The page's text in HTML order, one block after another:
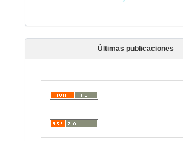
Últimas publicaciones